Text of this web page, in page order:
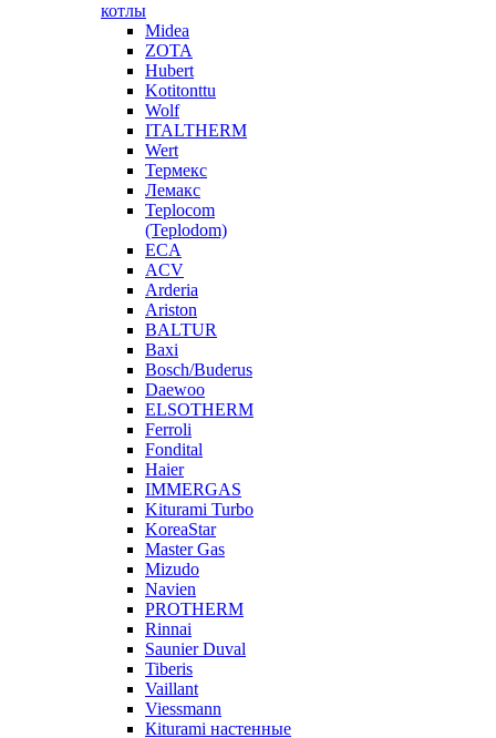
котлы
Midea
ZOTA
Hubert
Kotitonttu
Wolf
ITALTHERM
Wert
Термекс
Лемакс
Teplocom
(Teplodom)
ECA
ACV
Arderia
Ariston
BALTUR
Baxi
Bosch/Buderus
Daewoo
ELSOTHERM
Ferroli
Fondital
Haier
IMMERGAS
Kiturami Turbo
KoreaStar
Master Gas
Mizudo
Navien
PROTHERM
Rinnai
Saunier Duval
Tiberis
Vaillant
Viessmann
Кiturami настенные